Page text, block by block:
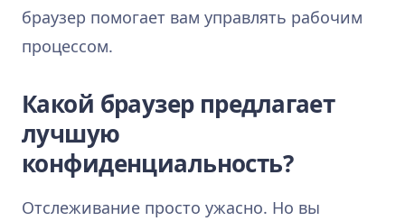
браузер помогает вам управлять рабочим
процессом.
Какой браузер предлагает
лучшую
конфиденциальность?
Отслеживание просто ужасно. Но вы